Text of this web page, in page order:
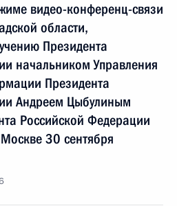
видео-конференц-связи
области,
Президента
начальником Управления
Президента
Андреем Цыбулиным
Российской Федерации
30 сентября